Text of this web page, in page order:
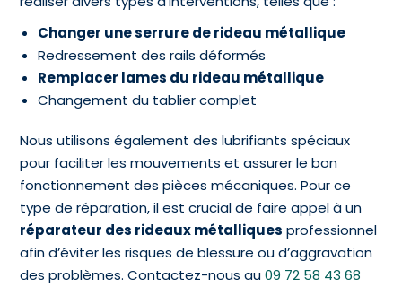
Changer une serrure de rideau métallique
Redressement des rails déformés
Remplacer lames du rideau métallique
Changement du tablier complet
Nous utilisons également des lubrifiants spéciaux
pour faciliter les mouvements et assurer le bon
fonctionnement des pièces mécaniques. Pour ce
type de réparation, il est crucial de faire appel à un
réparateur des rideaux métalliques professionnel
afin d’éviter les risques de blessure ou d’aggravation
des problèmes. Contactez-nous au09 72 58 43 68